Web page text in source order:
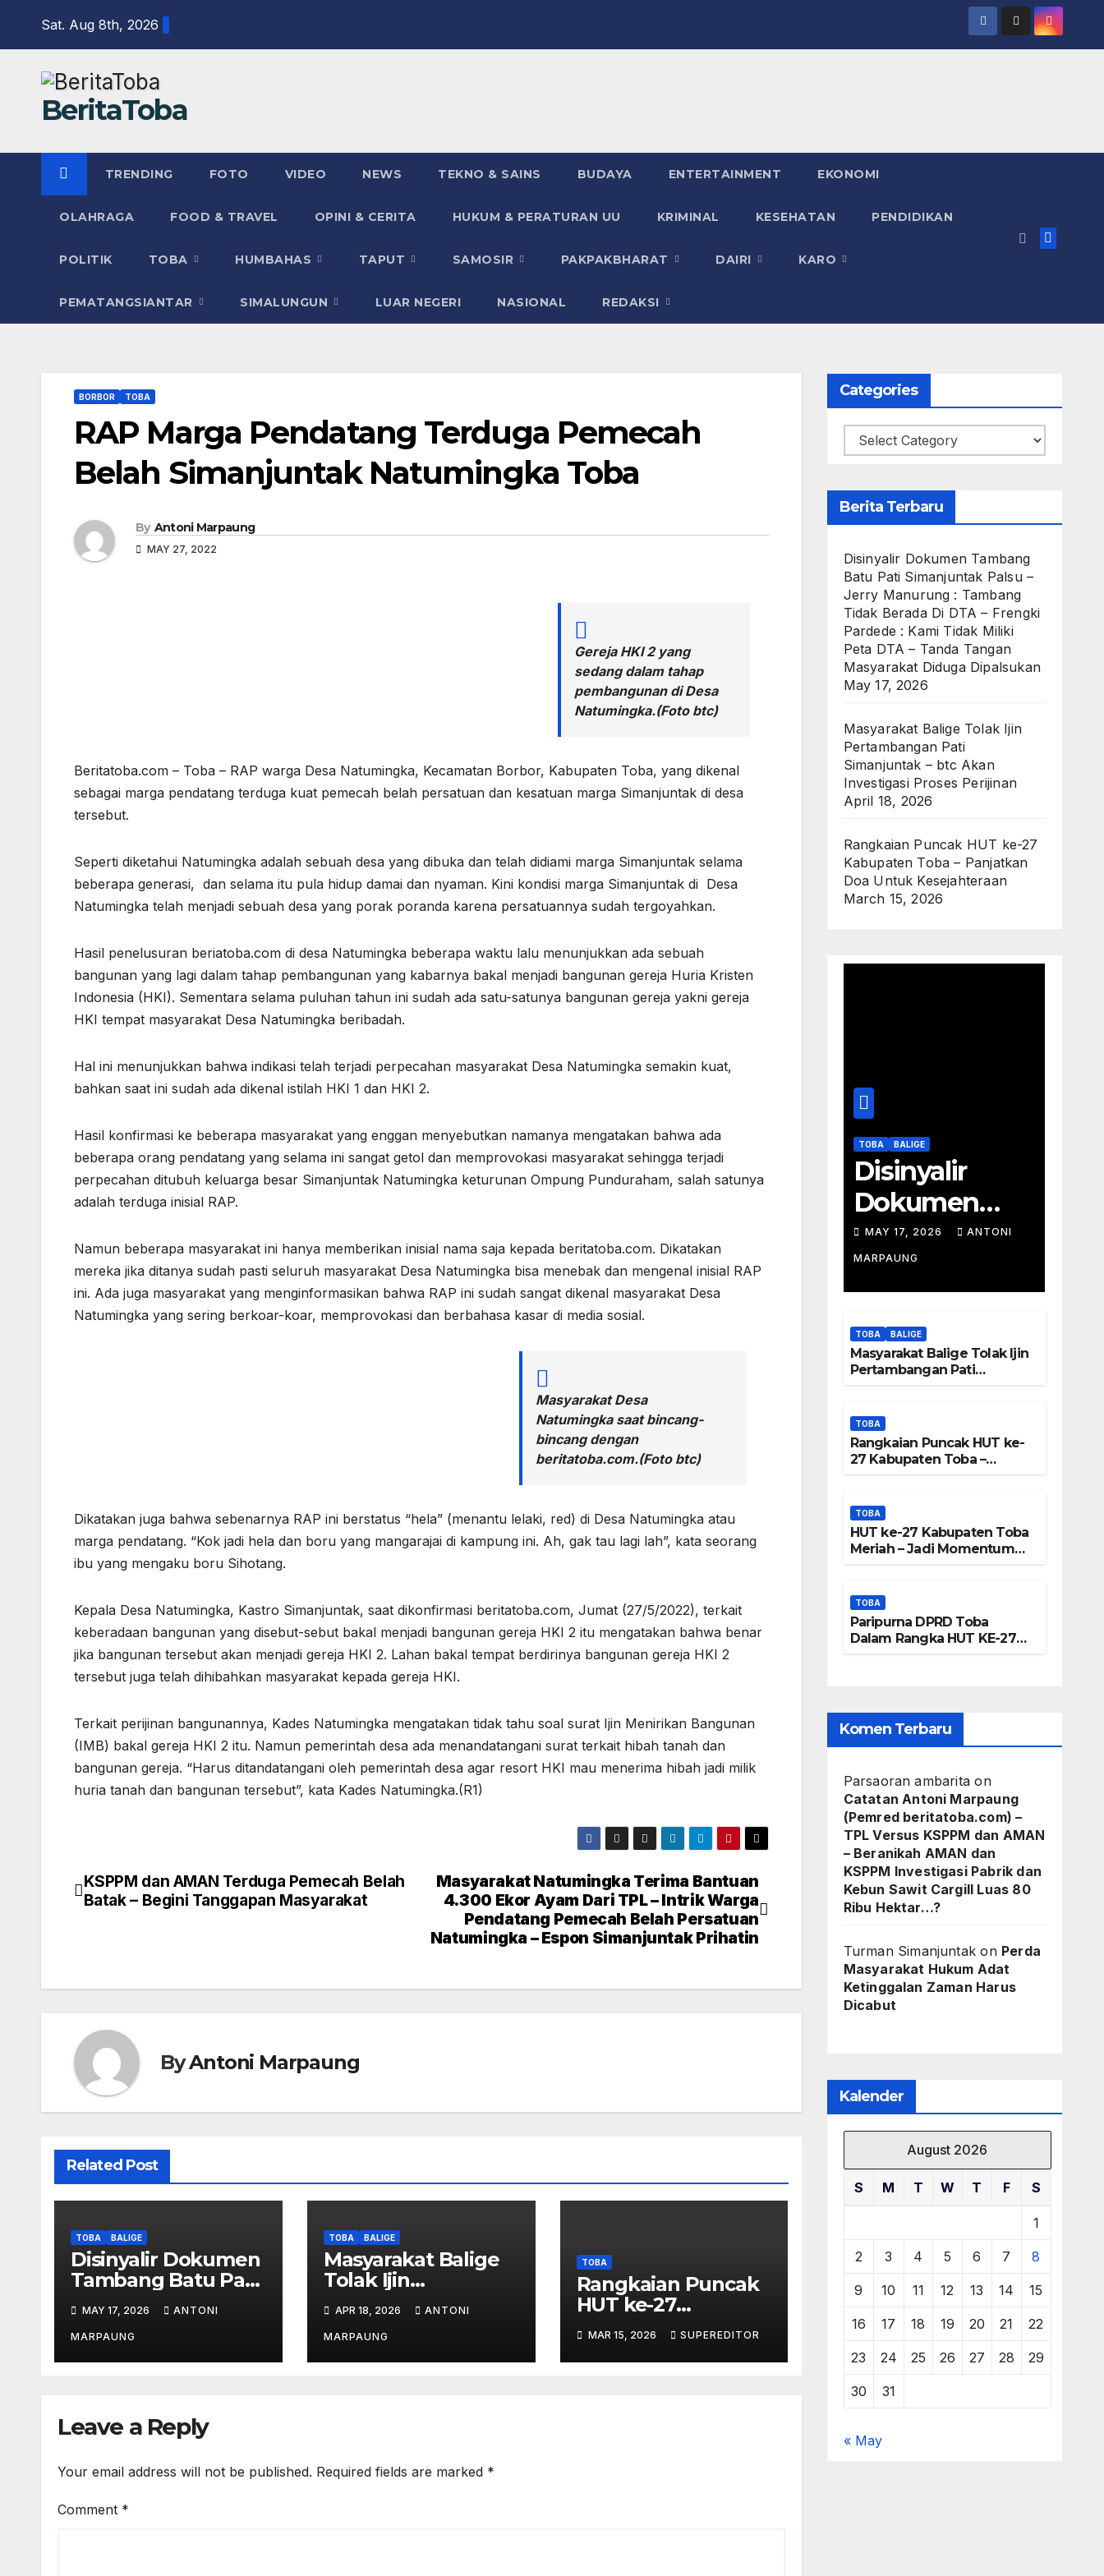
Sat. Aug 8th, 2026
BeritaToba
TRENDING FOTO VIDEO NEWS TEKNO & SAINS BUDAYA ENTERTAINMENT EKONOMI
OLAHRAGA FOOD & TRAVEL OPINI & CERITA HUKUM & PERATURAN UU KRIMINAL KESEHATAN PENDIDIKAN
POLITIK TOBA HUMBAHAS TAPUT SAMOSIR PAKPAKBHARAT DAIRI KARO
PEMATANGSIANTAR SIMALUNGUN LUAR NEGERI NASIONAL REDAKSI
BORBOR TOBA
RAP Marga Pendatang Terduga Pemecah
Belah Simanjuntak Natumingka Toba
By Antoni Marpaung
MAY 27, 2022
Gereja HKI 2 yang
sedang dalam tahap
pembangunan di Desa
Natumingka.(Foto btc)
Beritatoba.com – Toba – RAP warga Desa Natumingka, Kecamatan Borbor, Kabupaten Toba, yang dikenal
sebagai marga pendatang terduga kuat pemecah belah persatuan dan kesatuan marga Simanjuntak di desa
tersebut.
Seperti diketahui Natumingka adalah sebuah desa yang dibuka dan telah didiami marga Simanjuntak selama
beberapa generasi, dan selama itu pula hidup damai dan nyaman. Kini kondisi marga Simanjuntak di Desa
Natumingka telah menjadi sebuah desa yang porak poranda karena persatuannya sudah tergoyahkan.
Hasil penelusuran beriatoba.com di desa Natumingka beberapa waktu lalu menunjukkan ada sebuah
bangunan yang lagi dalam tahap pembangunan yang kabarnya bakal menjadi bangunan gereja Huria Kristen
Indonesia (HKI). Sementara selama puluhan tahun ini sudah ada satu-satunya bangunan gereja yakni gereja
HKI tempat masyarakat Desa Natumingka beribadah.
Hal ini menunjukkan bahwa indikasi telah terjadi perpecahan masyarakat Desa Natumingka semakin kuat,
bahkan saat ini sudah ada dikenal istilah HKI 1 dan HKI 2.
Hasil konfirmasi ke beberapa masyarakat yang enggan menyebutkan namanya mengatakan bahwa ada
beberapa orang pendatang yang selama ini sangat getol dan memprovokasi masyarakat sehingga terjadi
perpecahan ditubuh keluarga besar Simanjuntak Natumingka keturunan Ompung Punduraham, salah satunya
adalah terduga inisial RAP.
Namun beberapa masyarakat ini hanya memberikan inisial nama saja kepada beritatoba.com. Dikatakan
mereka jika ditanya sudah pasti seluruh masyarakat Desa Natumingka bisa menebak dan mengenal inisial RAP
ini. Ada juga masyarakat yang menginformasikan bahwa RAP ini sudah sangat dikenal masyarakat Desa
Natumingka yang sering berkoar-koar, memprovokasi dan berbahasa kasar di media sosial.
Masyarakat Desa
Natumingka saat bincang-
bincang dengan
beritatoba.com.(Foto btc)
Dikatakan juga bahwa sebenarnya RAP ini berstatus “hela” (menantu lelaki, red) di Desa Natumingka atau
marga pendatang. “Kok jadi hela dan boru yang mangarajai di kampung ini. Ah, gak tau lagi lah”, kata seorang
ibu yang mengaku boru Sihotang.
Kepala Desa Natumingka, Kastro Simanjuntak, saat dikonfirmasi beritatoba.com, Jumat (27/5/2022), terkait
keberadaan bangunan yang disebut-sebut bakal menjadi bangunan gereja HKI 2 itu mengatakan bahwa benar
jika bangunan tersebut akan menjadi gereja HKI 2. Lahan bakal tempat berdirinya bangunan gereja HKI 2
tersebut juga telah dihibahkan masyarakat kepada gereja HKI.
Terkait perijinan bangunannya, Kades Natumingka mengatakan tidak tahu soal surat Ijin Menirikan Bangunan
(IMB) bakal gereja HKI 2 itu. Namun pemerintah desa ada menandatangani surat terkait hibah tanah dan
bangunan gereja. “Harus ditandatangani oleh pemerintah desa agar resort HKI mau menerima hibah jadi milik
huria tanah dan bangunan tersebut”, kata Kades Natumingka.(R1)
Post
Masyarakat Natumingka Terima Bantuan
4.300 Ekor Ayam Dari TPL – Intrik Warga
Pendatang Pemecah Belah Persatuan
Natumingka – Espon Simanjuntak Prihatin
KSPPM dan AMAN Terduga Pemecah Belah
Batak – Begini Tanggapan Masyarakat
ByAntoni Marpaung
Related Post
TOBA BALIGE
Disinyalir Dokumen
Tambang Batu Pati
Jerry Manurung :
Tambang Tidak
Berada Di DTA –
Peta DTA – Tanda
Tangan Masyarakat
Diduga Dipalsukan
MAY 17, 2026 ANTONI
MARPAUNG
TOBA BALIGE
Masyarakat Balige
Tolak Ijin
Simanjuntak – btc
Akan Investigasi
Proses Perijinan
APR 18, 2026 ANTONI
MARPAUNG
TOBA
Rangkaian Puncak
HUT ke-27
Panjatkan Doa
Untuk
MAR 15, 2026 SUPEREDITOR
Leave a Reply
Your email address will not be published. Required fields are marked *
Comment *
Categories
Categories
Berita Terbaru
Disinyalir Dokumen Tambang
Batu Pati Simanjuntak Palsu –
Jerry Manurung : Tambang
Tidak Berada Di DTA – Frengki
Pardede : Kami Tidak Miliki
Peta DTA – Tanda Tangan
Masyarakat Diduga Dipalsukan
May 17, 2026
Masyarakat Balige Tolak Ijin
Pertambangan Pati
Simanjuntak – btc Akan
Investigasi Proses Perijinan
April 18, 2026
Rangkaian Puncak HUT ke-27
Kabupaten Toba – Panjatkan
Doa Untuk Kesejahteraan
March 15, 2026
TOBA BALIGE
Disinyalir
Dokumen
Tambang
Batu Pati
Simanjuntak
Palsu – Jerry
Manurung :
Tidak Berada
Di DTA –
Pardede :
Kami Tidak
DTA – Tanda
Tangan
Dipalsukan
MAY 17, 2026 ANTONI
MARPAUNG
TOBA BALIGE
Masyarakat Balige Tolak Ijin
Pertambangan Pati
TOBA
Rangkaian Puncak HUT ke-
27 Kabupaten Toba –
TOBA
HUT ke-27 Kabupaten Toba
Meriah – Jadi Momentum
Danau Toba
TOBA
Paripurna DPRD Toba
Dalam Rangka HUT KE-27
Komen Terbaru
Parsaoran ambarita on
Catatan Antoni Marpaung
(Pemred beritatoba.com) –
TPL Versus KSPPM dan AMAN
– Beranikah AMAN dan
KSPPM Investigasi Pabrik dan
Kebun Sawit Cargill Luas 80
Ribu Hektar…?
Turman Simanjuntak on Perda
Masyarakat Hukum Adat
Ketinggalan Zaman Harus
Dicabut
Kalender
August 2026
S M T W T F S
1
2 3 4 5 6 7 8
9 10 11 12 13 14 15
16 17 18 19 20 21 22
23 24 25 26 27 28 29
30 31
« May